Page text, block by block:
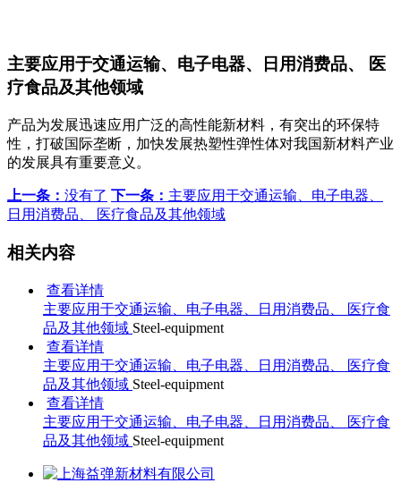
主要应用于交通运输、电子电器、日用消费品、 医
疗食品及其他领域
产品为发展迅速应用广泛的高性能新材料，有突出的环保特
性，打破国际垄断，加快发展热塑性弹性体对我国新材料产业
的发展具有重要意义。
上一条： 没有了 下一条： 主要应用于交通运输、电子电器、
日用消费品、 医疗食品及其他领域
相关内容
查看详情
主要应用于交通运输、电子电器、日用消费品、 医疗食
品及其他领域 Steel-equipment
查看详情
主要应用于交通运输、电子电器、日用消费品、 医疗食
品及其他领域 Steel-equipment
查看详情
主要应用于交通运输、电子电器、日用消费品、 医疗食
品及其他领域 Steel-equipment